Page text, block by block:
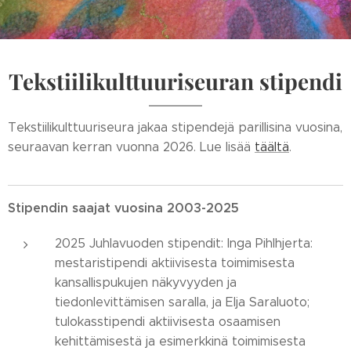
Tekstiilikulttuuriseuran stipendi
Tekstiilikulttuuriseura jakaa stipendejä parillisina vuosina,
seuraavan kerran vuonna 2026. Lue lisää täältä.
Stipendin saajat vuosina 2003-2025
2025 Juhlavuoden stipendit: Inga Pihlhjerta:
mestaristipendi aktiivisesta toimimisesta
kansallispukujen näkyvyyden ja
tiedonlevittämisen saralla, ja Elja Saraluoto;
tulokasstipendi aktiivisesta osaamisen
kehittämisestä ja esimerkkinä toimimisesta